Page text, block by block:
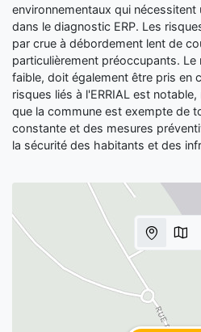
environnementaux qui
dans le diagnostic ERP. Les
par crue à débordement lent de
particulièrement préoccupants.
faible, doit également être pris en
risques liés à l'ERRIAL est
que la commune est exempte de
constante et des mesures
la sécurité des habitants et des